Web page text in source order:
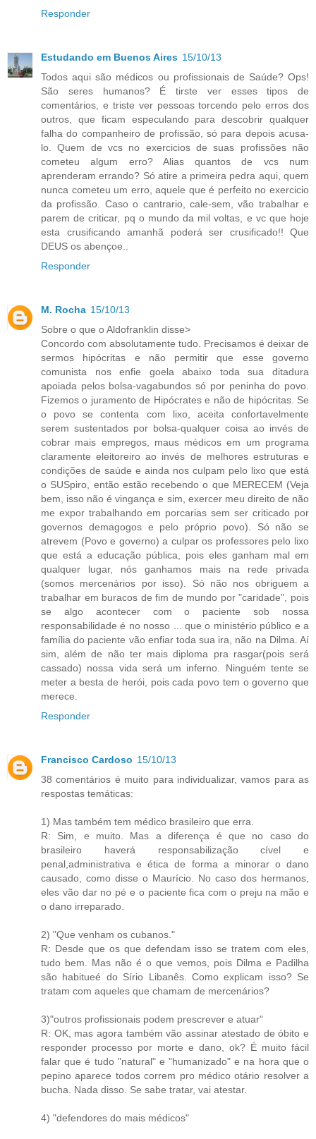
Responder
Estudando em Buenos Aires 15/10/13
Todos aqui são médicos ou profissionais de Saúde? Ops!
São seres humanos? É tirste ver esses tipos de
comentários, e triste ver pessoas torcendo pelo erros dos
outros, que ficam especulando para descobrir qualquer
falha do companheiro de profissão, só para depois acusa-
lo. Quem de vcs no exercicios de suas profissões não
cometeu algum erro? Alias quantos de vcs num
aprenderam errando? Só atire a primeira pedra aqui, quem
nunca cometeu um erro, aquele que é perfeito no exercicio
da profissão. Caso o cantrario, cale-sem, vão trabalhar e
parem de criticar, pq o mundo da mil voltas, e vc que hoje
esta crusificando amanhã poderá ser crusificado!! Que
DEUS os abençoe..
Responder
M. Rocha 15/10/13
Sobre o que o Aldofranklin disse>
Concordo com absolutamente tudo. Precisamos é deixar de
sermos hipócritas e não permitir que esse governo
comunista nos enfie goela abaixo toda sua ditadura
apoiada pelos bolsa-vagabundos só por peninha do povo.
Fizemos o juramento de Hipócrates e não de hipócritas. Se
o povo se contenta com lixo, aceita confortavelmente
serem sustentados por bolsa-qualquer coisa ao invés de
cobrar mais empregos, maus médicos em um programa
claramente eleitoreiro ao invés de melhores estruturas e
condições de saúde e ainda nos culpam pelo lixo que está
o SUSpiro, então estão recebendo o que MERECEM (Veja
bem, isso não é vingança e sim, exercer meu direito de não
me expor trabalhando em porcarias sem ser criticado por
governos demagogos e pelo próprio povo). Só não se
atrevem (Povo e governo) a culpar os professores pelo lixo
que está a educação pública, pois eles ganham mal em
qualquer lugar, nós ganhamos mais na rede privada
(somos mercenários por isso). Só não nos obriguem a
trabalhar em buracos de fim de mundo por "caridade", pois
se algo acontecer com o paciente sob nossa
responsabilidade é no nosso ... que o ministério público e a
família do paciente vão enfiar toda sua ira, não na Dilma. Aí
sim, além de não ter mais diploma pra rasgar(pois será
cassado) nossa vida será um inferno. Ninguém tente se
meter a besta de herói, pois cada povo tem o governo que
merece.
Responder
Francisco Cardoso 15/10/13
38 comentários é muito para individualizar, vamos para as
respostas temáticas:
1) Mas também tem médico brasileiro que erra.
R: Sim, e muito. Mas a diferença é que no caso do
brasileiro haverá responsabilização cível e
penal,administrativa e ética de forma a minorar o dano
causado, como disse o Maurício. No caso dos hermanos,
eles vão dar no pé e o paciente fica com o preju na mão e
o dano irreparado.
2) "Que venham os cubanos."
R: Desde que os que defendam isso se tratem com eles,
tudo bem. Mas não é o que vemos, pois Dilma e Padilha
são habitueé do Sírio Libanês. Como explicam isso? Se
tratam com aqueles que chamam de mercenários?
3)"outros profissionais podem prescrever e atuar"
R: OK, mas agora também vão assinar atestado de óbito e
responder processo por morte e dano, ok? É muito fácil
falar que é tudo "natural" e "humanizado" e na hora que o
pepino aparece todos correm pro médico otário resolver a
bucha. Nada disso. Se sabe tratar, vai atestar.
4) "defendores do mais médicos"